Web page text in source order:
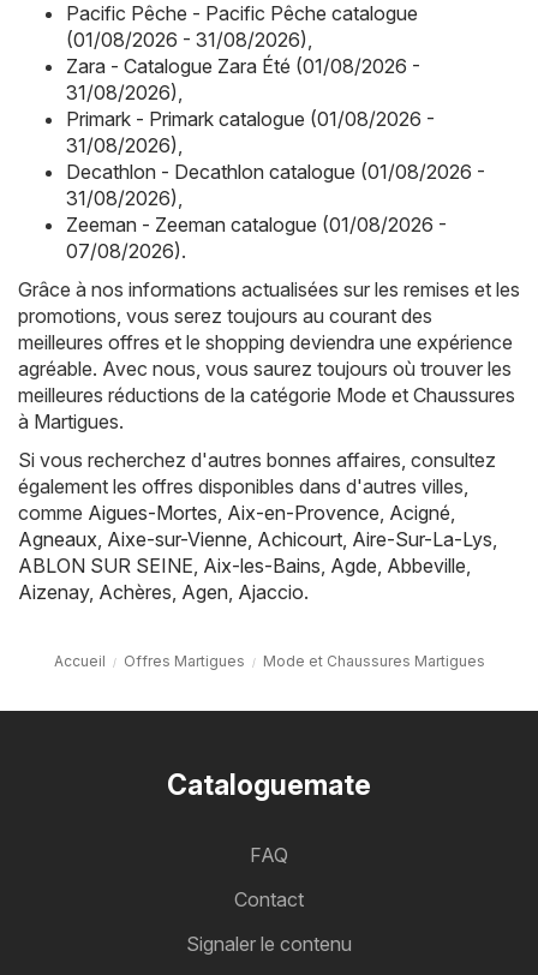
Pacific Pêche - Pacific Pêche catalogue
(01/08/2026 - 31/08/2026),
Zara - Catalogue Zara Été (01/08/2026 -
31/08/2026),
Primark - Primark catalogue (01/08/2026 -
31/08/2026),
Decathlon - Decathlon catalogue (01/08/2026 -
31/08/2026),
Zeeman - Zeeman catalogue (01/08/2026 -
07/08/2026).
Grâce à nos informations actualisées sur les remises et les
promotions, vous serez toujours au courant des
meilleures offres et le shopping deviendra une expérience
agréable. Avec nous, vous saurez toujours où trouver les
meilleures réductions de la catégorie Mode et Chaussures
à Martigues.
Si vous recherchez d'autres bonnes affaires, consultez
également les offres disponibles dans d'autres villes,
comme Aigues-Mortes, Aix-en-Provence, Acigné,
Agneaux, Aixe-sur-Vienne, Achicourt, Aire-Sur-La-Lys,
ABLON SUR SEINE, Aix-les-Bains, Agde, Abbeville,
Aizenay, Achères, Agen, Ajaccio.
Accueil Offres Martigues Mode et Chaussures Martigues
Cataloguemate
FAQ
Contact
Signaler le contenu